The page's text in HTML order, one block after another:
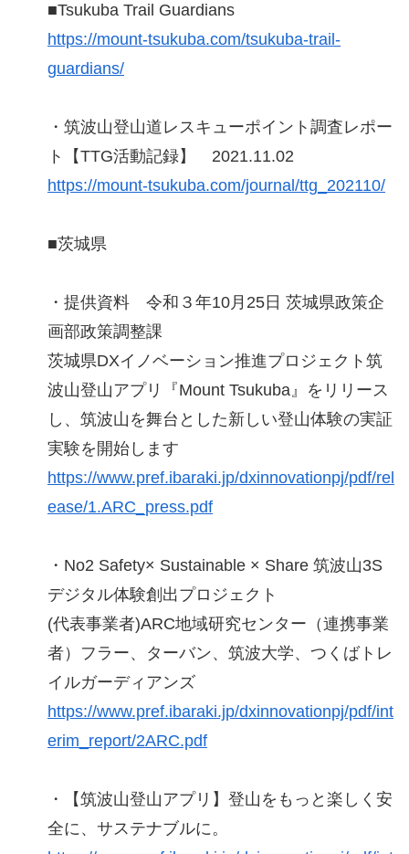
■Tsukuba Trail Guardians
https://mount-tsukuba.com/tsukuba-trail-
guardians/
・筑波山登山道レスキューポイント調査レポー
ト【TTG活動記録】 2021.11.02
https://mount-tsukuba.com/journal/ttg_202110/
■茨城県
・提供資料 令和３年10月25日 茨城県政策企
画部政策調整課
茨城県DXイノベーション推進プロジェクト筑
波山登山アプリ『Mount Tsukuba』をリリース
し、筑波山を舞台とした新しい登山体験の実証
実験を開始します
https://www.pref.ibaraki.jp/dxinnovationpj/pdf/rel
ease/1.ARC_press.pdf
・No2 Safety× Sustainable × Share 筑波山3S
デジタル体験創出プロジェクト
(代表事業者)ARC地域研究センター（連携事業
者）フラー、ターバン、筑波大学、つくばトレ
イルガーディアンズ
https://www.pref.ibaraki.jp/dxinnovationpj/pdf/int
erim_report/2ARC.pdf
・【筑波山登山アプリ】登山をもっと楽しく安
全に、サステナブルに。